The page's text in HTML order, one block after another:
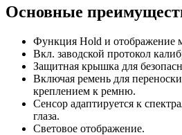
Основные
Функция Hold и отображение
Вкл. заводской протокол
Защитная крышка для
Включая ремень для переноски
креплением к ремню.
Сенсор адаптируется к
глаза.
Световое отображение.